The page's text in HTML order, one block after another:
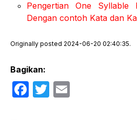
Pengertian One Syllable
Dengan contoh Kata dan
Originally posted 2024-06-20 02:40:35.
Bagikan:
F
T